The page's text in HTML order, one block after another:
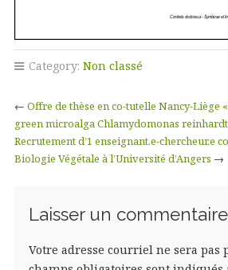
Category: Non classé
← Offre de thèse en co-tutelle Nancy-Liège
green microalga Chlamydomonas
Recrutement d’1 enseignant.e-chercheur.e
Biologie Végétale à l’Université d’Angers →
Laisser un commentaire
Votre adresse courriel ne sera pas